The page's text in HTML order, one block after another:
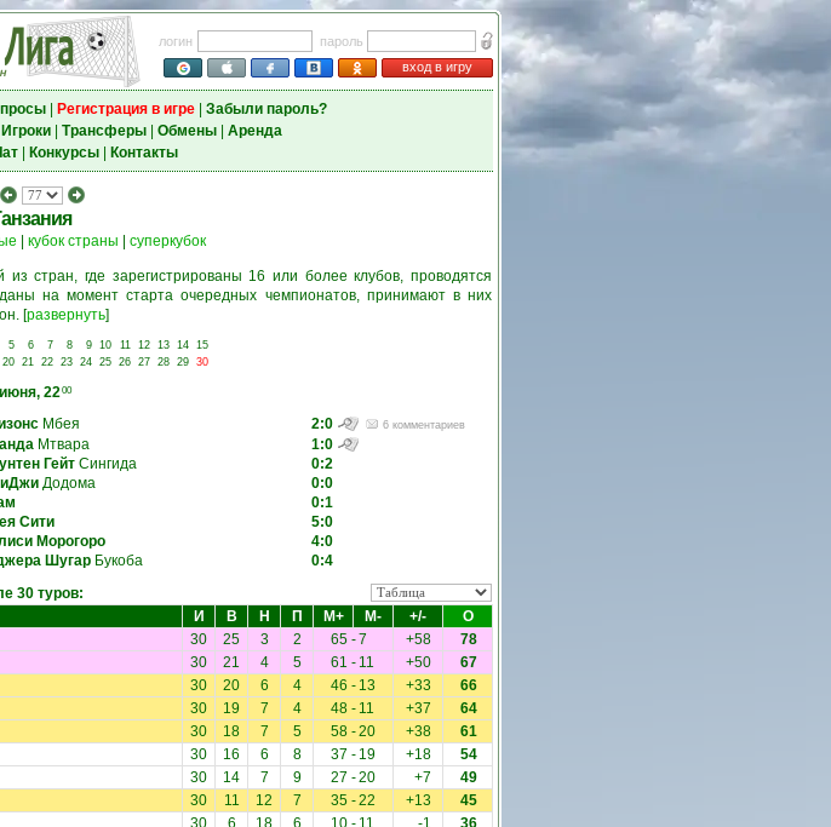
логин
пароль
вход в игру
| Регистрация в игре| Забыли пароль?
Игроки| Трансферы| Обмены| Аренда
| Конкурсы| Контакты
кубок страны суперкубок
стран, где зарегистрированы 16 или более клубов, проводятся
на момент старта очередных чемпионатов, принимают в них
[развернуть]
5 6 7 8 9 10 11 12 13 14
15
20 21 22 23 24 25 26 27 28 29 30
2200
Мбея 2:0 6 комментариев
Мтвара
1:0
ГейтСингида
0:2
Додома
0:0
0:1
Сити
5:0
Морогоро
4:0
ШугарБукоба
0:4
30 туров:
И В Н П М+ М- +/-
О
30 25 3 2 65 -7 +58
78
30 21 4 5 61 - 11 +50
67
30 20 6 4 46 - 13 +33
66
30 19 7 4 48 - 11 +37
64
30 18 7 5 58 -20 +38
61
30 16 6 8 37 - 19 +18
54
30 14 7 9 27 -20 +7
49
30 11 12 7 35 -22 +13
45
30 6 18 6 10 - 11 -1
36